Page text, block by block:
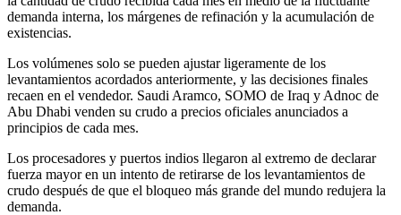
demanda interna, los márgenes de refinación y la acumulación de
existencias.
Los volúmenes solo se pueden ajustar ligeramente de los
levantamientos acordados anteriormente, y las decisiones finales
recaen en el vendedor. Saudi Aramco, SOMO de Iraq y Adnoc de
Abu Dhabi venden su crudo a precios oficiales anunciados a
principios de cada mes.
Los procesadores y puertos indios llegaron al extremo de declarar
fuerza mayor en un intento de retirarse de los levantamientos de
crudo después de que el bloqueo más grande del mundo redujera la
demanda.